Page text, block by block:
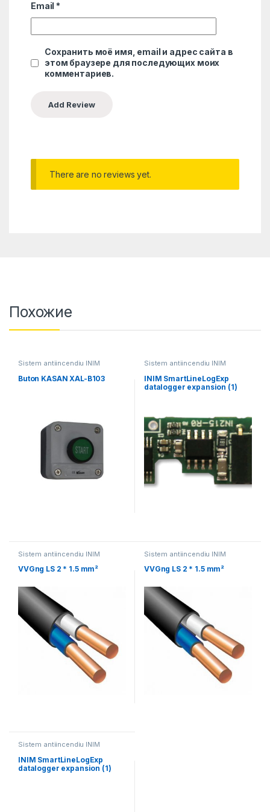
Email *
Сохранить моё имя, email и адрес сайта в
этом браузере для последующих моих
комментариев.
There are no reviews yet.
Похожие
Sistem antiincendiu INIM
Buton KASAN XAL-B103
Sistem antiincendiu INIM
INIM SmartLineLogExp
datalogger expansion (1)
Sistem antiincendiu INIM
VVGng LS 2 * 1.5 mm²
Sistem antiincendiu INIM
VVGng LS 2 * 1.5 mm²
Sistem antiincendiu INIM
INIM SmartLineLogExp
datalogger expansion (1)